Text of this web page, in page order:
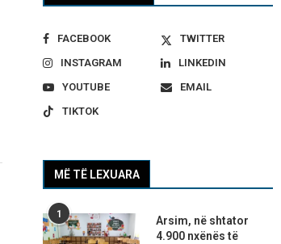
FACEBOOK
TWITTER
INSTAGRAM
LINKEDIN
YOUTUBE
EMAIL
TIKTOK
MË TË LEXUARA
1
Arsim, në shtator
4.900 nxënës të